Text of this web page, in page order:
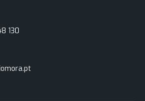
130